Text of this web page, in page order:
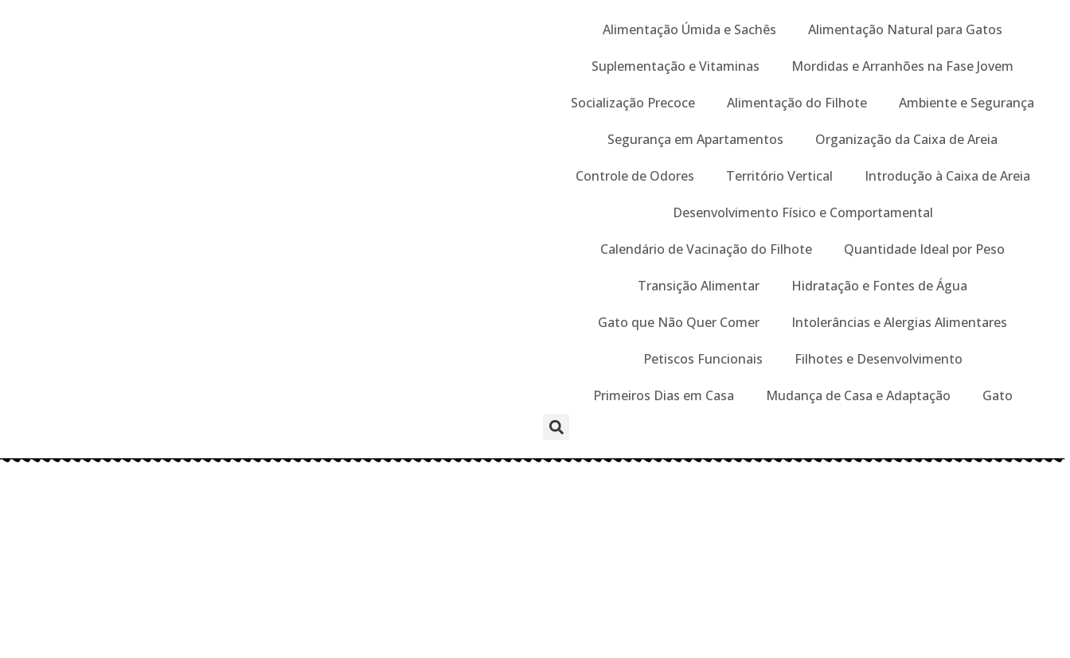
Alimentação Úmida e Sachês Alimentação Natural para Gatos
Suplementação e Vitaminas Mordidas e Arranhões na Fase Jovem
Socialização Precoce Alimentação do Filhote Ambiente e Segurança
Segurança em Apartamentos Organização da Caixa de Areia
Controle de Odores Território Vertical Introdução à Caixa de Areia
Desenvolvimento Físico e Comportamental
Calendário de Vacinação do Filhote Quantidade Ideal por Peso
Transição Alimentar Hidratação e Fontes de Água
Gato que Não Quer Comer Intolerâncias e Alergias Alimentares
Petiscos Funcionais Filhotes e Desenvolvimento
Primeiros Dias em Casa Mudança de Casa e Adaptação Gato